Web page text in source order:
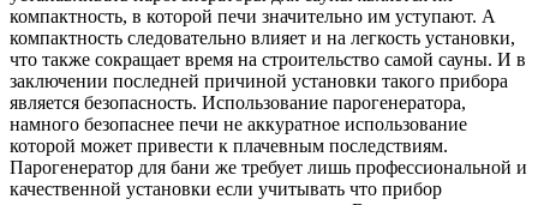
компактность, в которой печи значительно им уступают. А
компактность следовательно влияет и на легкость установки,
что также сокращает время на строительство самой сауны. И в
заключении последней причиной установки такого прибора
является безопасность. Использование парогенератора,
намного безопаснее печи не аккуратное использование
которой может привести к плачевным последствиям.
Парогенератор для бани же требует лишь профессиональной и
качественной установки если учитывать что прибор